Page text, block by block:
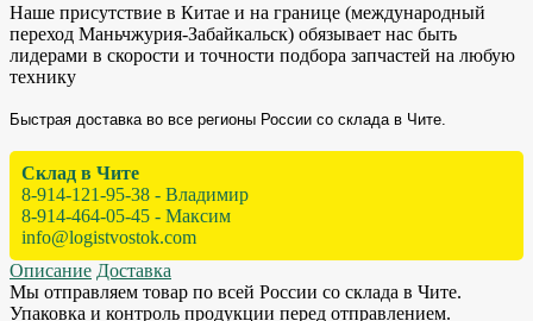
Наше присутствие в Китае и на границе (международный
переход Маньчжурия-Забайкальск) обязывает нас быть
лидерами в скорости и точности подбора запчастей на любую
технику
Быстрая доставка во все регионы России со склада в Чите.
Склад в Чите
8-914-121-95-38 - Владимир
8-914-464-05-45 - Максим
info@logistvostok.com
Описание Доставка
Мы отправляем товар по всей России со склада в Чите.
Упаковка и контроль продукции перед отправлением.